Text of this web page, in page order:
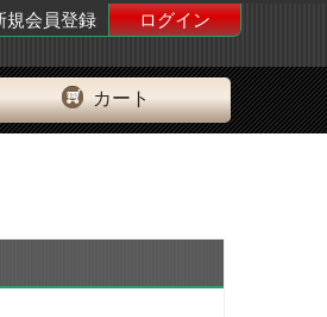
規会員登録
ログイン
カート